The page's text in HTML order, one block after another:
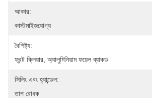
আকার:
কাস্টমাইজযোগ্য
বৈশিষ্ট্য:
ফ্রন্ট ক্লিয়ার, অ্যালুমিনিয়াম ফয়েল ব্যাকড
সিলিং এবং হ্যান্ডেল:
তাপ রোধক